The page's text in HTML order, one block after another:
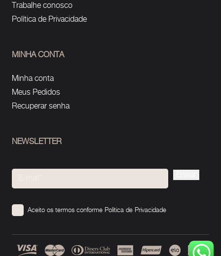
Trabalhe conosco
Política de Privacidade
MINHA CONTA
Minha conta
Meus Pedidos
Recuperar senha
NEWSLETTER
Aceito os termos conforme Política de Privacidade